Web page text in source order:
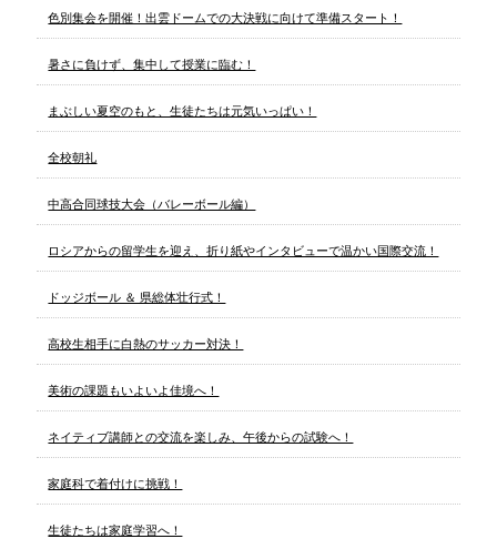
色別集会を開催！出雲ドームでの大決戦に向けて準備スタート！
暑さに負けず、集中して授業に臨む！
まぶしい夏空のもと、生徒たちは元気いっぱい！
全校朝礼
中高合同球技大会（バレーボール編）
ロシアからの留学生を迎え、折り紙やインタビューで温かい国際交流！
ドッジボール ＆ 県総体壮行式！
高校生相手に白熱のサッカー対決！
美術の課題もいよいよ佳境へ！
ネイティブ講師との交流を楽しみ、午後からの試験へ！
家庭科で着付けに挑戦！
生徒たちは家庭学習へ！